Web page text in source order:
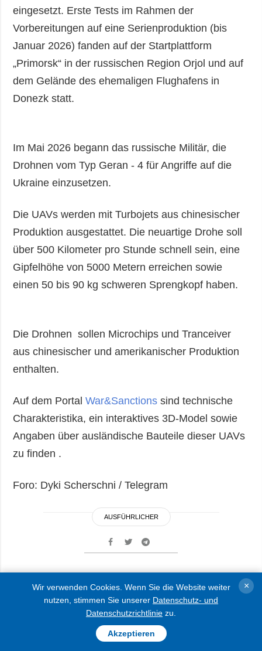
eingesetzt. Erste Tests im Rahmen der
Vorbereitungen auf eine Serienproduktion (bis
Januar 2026) fanden auf der Startplattform
„Primorsk“ in der russischen Region Orjol und auf
dem Gelände des ehemaligen Flughafens in
Donezk statt.
Im Mai 2026 begann das russische Militär, die
Drohnen vom Typ Geran - 4 für Angriffe auf die
Ukraine einzusetzen.
Die UAVs werden mit Turbojets aus chinesischer
Produktion ausgestattet. Die neuartige Drohe soll
über 500 Kilometer pro Stunde schnell sein, eine
Gipfelhöhe von 5000 Metern erreichen sowie
einen 50 bis 90 kg schweren Sprengkopf haben.
Die Drohnen sollen Microchips und Tranceiver
aus chinesischer und amerikanischer Produktion
enthalten.
Auf dem PortalWar&Sanctionssind technische
Charakteristika, ein interaktives 3D-Model sowie
Angaben über ausländische Bauteile dieser UAVs
zu finden .
Foro: Dyki Scherschni / Telegram
AUSFÜHRLICHER
Russen werfen 5
Gleitbomben auf
Kramatorsk ab: drei
Wir verwenden Cookies. Wenn Sie die Website weiter
nutzen, stimmen Sie unserer Datenschutz- und
Datenschutzrichtlinie zu.
Akzeptieren
×